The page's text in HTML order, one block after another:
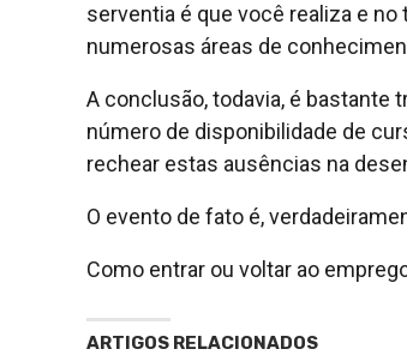
serventia é que você realiza e
numerosas áreas de
A conclusão, todavia, é bastante
número de disponibilidade de
rechear estas ausências na
O evento de fato é,
Como entrar ou voltar ao
ARTIGOS RELACIONADOS